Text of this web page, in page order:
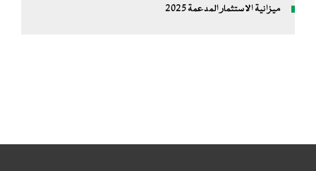
ميزانية الاستثمار المدعمة 2025